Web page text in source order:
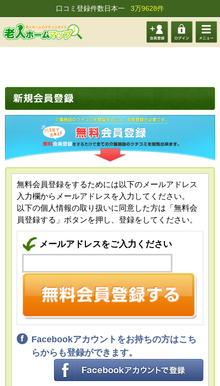
口コミ登録件数日本一 3万9628件
会員登 ログイ メニュ
無料会員登録をするためには以下のメールアドレス
入力欄からメールアドレスを入力してください。
以下の個人情報の取り扱いに同意した方は「無料会
員登録する」ボタンを押し、登録をしてください。
メールアドレスをご入力ください
Facebookアカウントをお持ちの方はこち
らからも登録ができます。